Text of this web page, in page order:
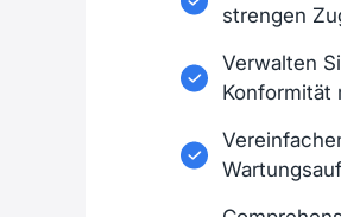
strengen
Verwalten
Konformität